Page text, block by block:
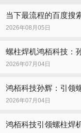
当下最流程的百度搜
2026年08月05日
螺柱焊机鸿栢科技：
2026年07月04日
鸿栢科技孙辉：引领
2026年07月04日
鸿栢科技引领螺柱焊